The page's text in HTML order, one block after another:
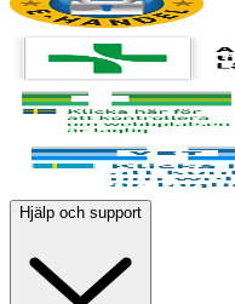
Hjälp och support